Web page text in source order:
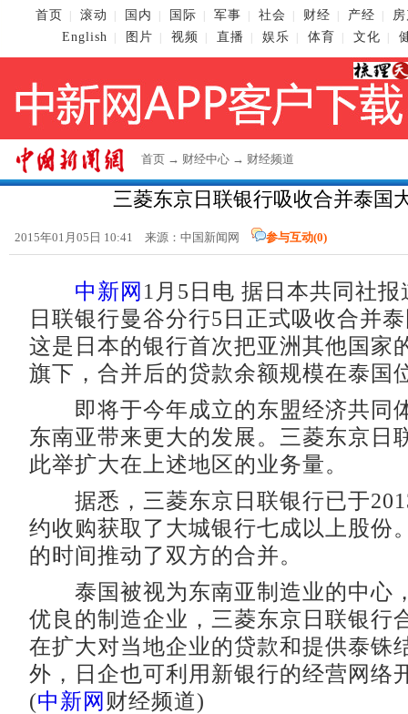
首页 滚动 国内 国际 军事 社会 财经 产经
English
图片 视频 直播 娱乐 体育 文化
首页 → 财经中心 → 财经频道
三菱东京日联银行吸收合并泰国
2015年01月05日 10:41 来源： 中国新闻网 参与互动(0)
中新网 1月5日电 据日本共同社
日联银行曼谷分行5日正式吸收合并
这是日本的银行首次把亚洲其他国家
旗下，合并后的贷款余额规模在泰国
即将于今年成立的东盟经济共同
东南亚带来更大的发展。三菱东京日
此举扩大在上述地区的业务量。
据悉，三菱东京日联银行已于
约收购获取了大城银行七成以上股份
的时间推动了双方的合并。
泰国被视为东南亚制造业的中心
优良的制造企业，三菱东京日联银行
在扩大对当地企业的贷款和提供泰铢
外，日企也可利用新银行的经营网络
(中新网 财经频道)